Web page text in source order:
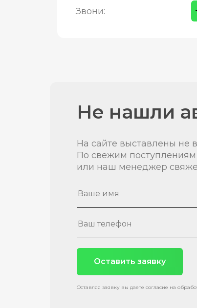
Звони:
Не нашли
На сайте выставлены не
По свежим
или наш менеджер
Оставить заявку
Оставляя заявку вы даете согласие на